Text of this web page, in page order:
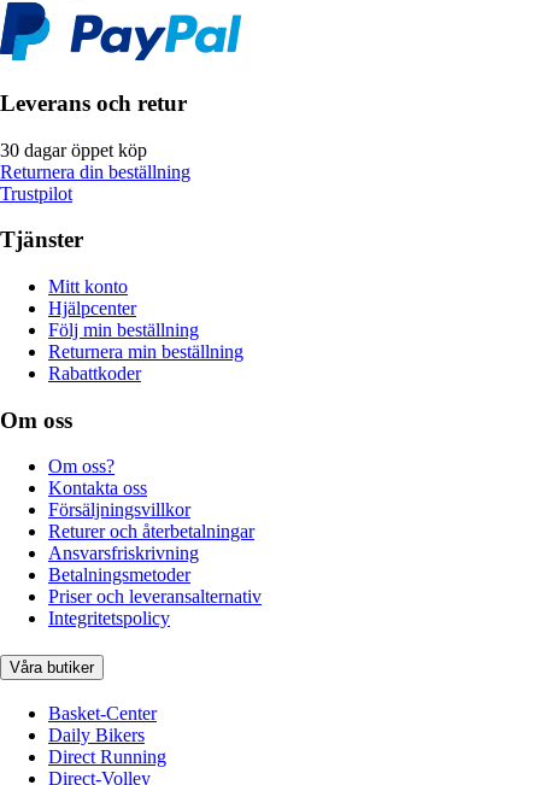
Leverans och retur
30 dagar öppet köp
Returnera din beställning
Trustpilot
Tjänster
Mitt konto
Hjälpcenter
Följ min beställning
Returnera min beställning
Rabattkoder
Om oss
Om oss?
Kontakta oss
Försäljningsvillkor
Returer och återbetalningar
Ansvarsfriskrivning
Betalningsmetoder
Priser och leveransalternativ
Integritetspolicy
Våra butiker
Basket-Center
Daily Bikers
Direct Running
Direct-Volley